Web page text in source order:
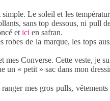
Le soleil et les
sans top dessous, ni
et ici en safran.
robes de la marque, les tops
mes Converse. Cette veste, je
un « petit » sac dans mon
ranger mes gros pulls,